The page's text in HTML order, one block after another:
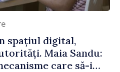
spațiul digital,
Maia Sandu:
care să-i